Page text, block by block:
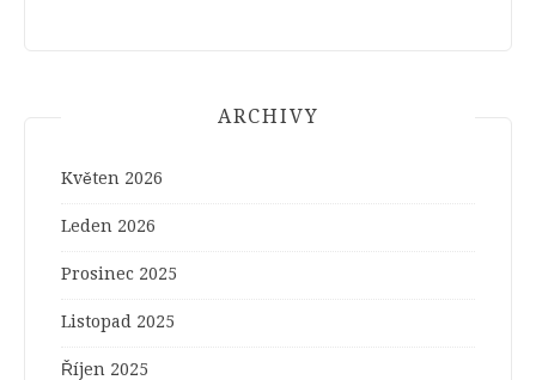
ARCHIVY
Květen 2026
Leden 2026
Prosinec 2025
Listopad 2025
Říjen 2025